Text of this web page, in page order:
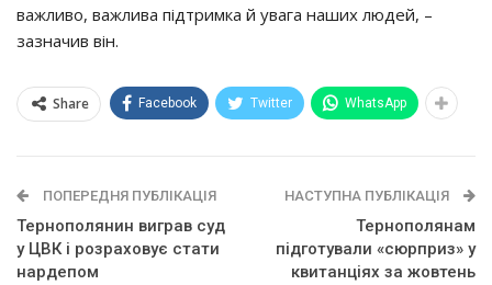
важливо, важлива підтримка й увага наших людей, –
зазначив він.
Share Facebook Twitter WhatsApp
ПОПЕРЕДНЯ ПУБЛІКАЦІЯ
Тернополянин виграв суд
у ЦВК і розраховує стати
нардепом
НАСТУПНА ПУБЛІКАЦІЯ
Тернополянам
підготували «сюрприз» у
квитанціях за жовтень